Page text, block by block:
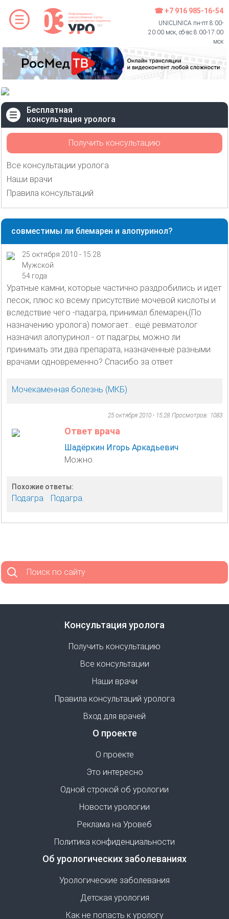
☎ +7 916 985-16-54
UNICLINICA пн-пт 8:00-
20:00 мск, сб-вс 8:00-17:00
мск
Бесплатная
консультация уролога
Получить консультацию
Все консультации уролога
Наши врачи
Правила консультаций
совместимы ли блемарен и алопуринол?
25 октября 2010 - 15:28
Мужской
54 года
Уратные камни, которые частично раздробились и идет
песок, плюс ко всему присутствие мочевой кислоты и
вследствие чего -падагра, принимал блемарен,(По
назначению уролога) помогает... ещё ревматолог
назначил алопуринол - от падагры, можно ли
принимать эти два препарата, назначенные разными
врачами одновременно? Спасибо за ответ
Мочекаменная болезнь (МКБ)
25 октября 2010 - 15:28 Просмотров: 1083
Ответ врача
Шадёркин Игорь Аркадьевич
Можно.
Похожие ответы:
Подагра Подагра.
Поиск по сайту
Консультация уролога
Получить консультацию
Все консультации
Наши врачи
Правила консультаций уролога
Вход для врачей
О проекте
О проекте
Это интересно
Одной строкой об урологии
Новости урологии
Реклама на Уровеб
Политика конфиденциальности
Об урологических заболеваниях
Урологические заболевания
Детская урология
Как не попасть к урологу